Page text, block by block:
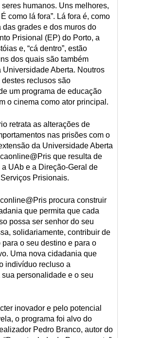
seres humanos. Uns melhores,
como lá fora”. Lá fora é, como
das grades e dos muros do
Prisional (EP) do Porto, a
e, “cá dentro”, estão
dos quais são também
Universidade Aberta. Noutros
reclusos são
um programa de educação
o cinema como ator principal.
retrata as alterações de
nas prisões com o
da Universidade Aberta
que resulta de
a UAb e a Direção-Geral de
Prisionais.
procura construir
que permita que cada
possa ser senhor do seu
solidariamente, contribuir de
para o seu destino e para o
Uma nova cidadania que
indivíduo recluso a
sua personalidade e o seu
inovador e pelo potencial
o programa foi alvo do
Pedro Branco, autor do